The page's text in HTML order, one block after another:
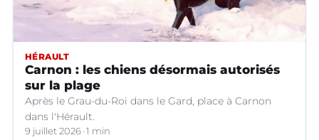
HÉRAULT
Carnon : les chiens désormais autorisés
sur la plage
Après le Grau-du-Roi dans le Gard, place à Carnon
dans l'Hérault.
9 juillet 2026 1 min